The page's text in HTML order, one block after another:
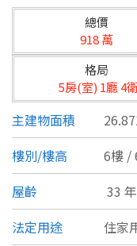
台北市
基隆市
新北市
宜蘭縣
桃園市
新竹市
新竹縣
類型(可複選)
公寓
別墅 透天
總價
918 萬
格局
5房(室) 1廳 4
主建物面積
樓別/樓高
6樓 /
屋齡
33 年
法定用途
住家